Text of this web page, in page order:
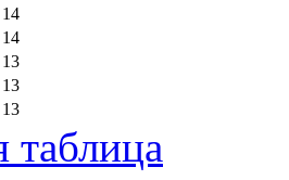
14
14
13
13
13
таблица